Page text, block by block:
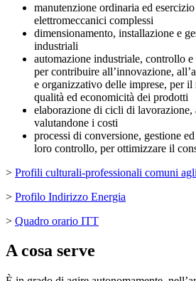
manutenzione ordinaria ed
elettromeccanici complessi
dimensionamento, installazione e
industriali
automazione industriale, controllo
per contribuire all’innovazione,
e organizzativo delle imprese, per
qualità ed economicità dei prodotti
elaborazione di cicli di lavorazione,
valutandone i costi
processi di conversione, gestione
loro controllo, per ottimizzare il
> Profili culturali-professionali comuni
> Profilo Indirizzo Energia
> Quadro orario ITT
A cosa serve